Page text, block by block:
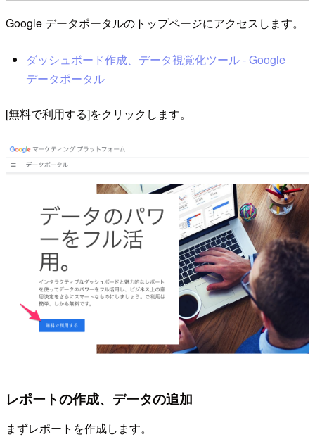
Google データポータルのトップページにアクセスします。
ダッシュボード作成、データ視覚化ツール - Google
データポータル
[無料で利用する]をクリックします。
レポートの作成、データの追加
まずレポートを作成します。